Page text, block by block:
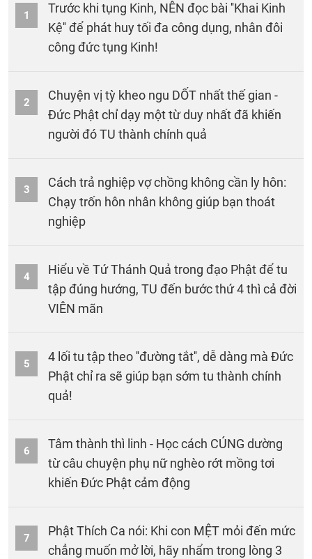
1
Trước khi tụng Kinh, NÊN đọc bài ''Khai Kinh
Kệ'' để phát huy tối đa công dụng, nhân đôi
công đức tụng Kinh!
2
Chuyện vị tỳ kheo ngu DỐT nhất thế gian -
Đức Phật chỉ dạy một từ duy nhất đã khiến
người đó TU thành chính quả
3
Cách trả nghiệp vợ chồng không cần ly hôn:
Chạy trốn hôn nhân không giúp bạn thoát
nghiệp
4
Hiểu về Tứ Thánh Quả trong đạo Phật để tu
tập đúng hướng, TU đến bước thứ 4 thì cả đời
VIÊN mãn
5
4 lối tu tập theo ''đường tắt'', dễ dàng mà Đức
Phật chỉ ra sẽ giúp bạn sớm tu thành chính
quả!
6
Tâm thành thì linh - Học cách CÚNG dường
từ câu chuyện phụ nữ nghèo rớt mồng tơi
khiến Đức Phật cảm động
7
Phật Thích Ca nói: Khi con MỆT mỏi đến mức
chẳng muốn mở lời, hãy nhẩm trong lòng 3